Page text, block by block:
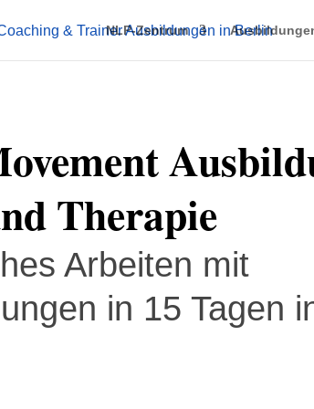
NLP-Zentrum
Therapie
Arbeiten mit
in 15 Tagen